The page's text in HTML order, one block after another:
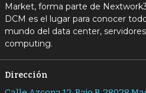
Market, forma parte de
DCM es el lugar para conocer
mundo del data center,
computing.
Dirección